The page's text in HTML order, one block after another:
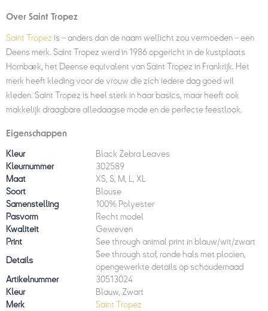
Over Saint Tropez
Saint Tropez is – anders dan de naam wellicht zou vermoeden – een
Deens merk. Saint Tropez werd in 1986 opgericht in de kustplaats
Hornbæk, het Deense equivalent van Saint Tropez in Frankrijk. Het
merk heeft kleding voor de vrouw die zich iedere dag goed wil
kleden. Saint Tropez is heel sterk in haar basics, maar heeft ook
makkelijk draagbare alledaagse mode en de perfecte feestlook.
Eigenschappen
Kleur
Black Zebra Leaves
Kleurnummer
302589
Maat
XS, S, M, L, XL
Soort
Blouse
Samenstelling
100% Polyester
Pasvorm
Recht model
Kwaliteit
Geweven
Print
See through animal print in blauw/wit/zwart
Details
See through stof, ronde hals met plooien,
opengewerkte details op schoudernaad
Artikelnummer
30513024
Kleur
Blauw, Zwart
Merk
Saint Tropez